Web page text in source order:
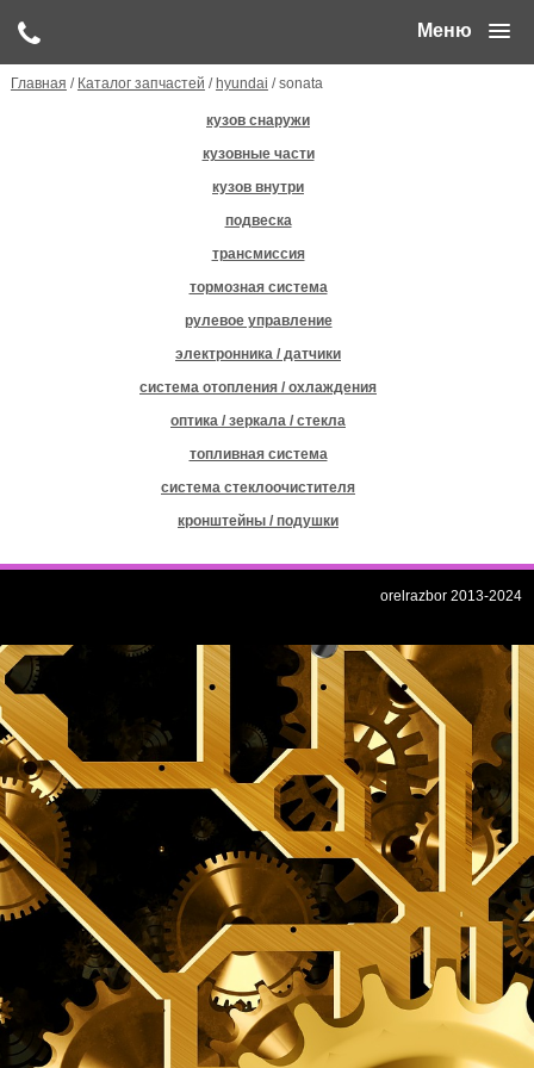
Меню
Главная / Каталог запчастей / hyundai / sonata
кузов снаружи
кузовные части
кузов внутри
подвеска
трансмиссия
тормозная система
рулевое управление
электронника / датчики
система отопления / охлаждения
оптика / зеркала / стекла
топливная система
система стеклоочистителя
кронштейны / подушки
orelrazbor 2013-2024